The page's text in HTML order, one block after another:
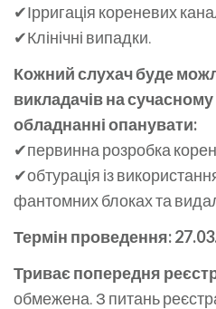
✔Ірригація кореневих
✔Клінічні випадки.
Кожний слухач буде
викладачів на
обладнанні опанувати:
✔первинна розробка
✔обтурація із
фантомних блоках та
Термін проведення:
Триває попередня
обмежена. З питань